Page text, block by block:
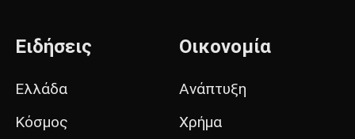
Ειδήσεις
Ελλάδα
Κόσμος
Οικονομία
Ανάπτυξη
Χρήμα